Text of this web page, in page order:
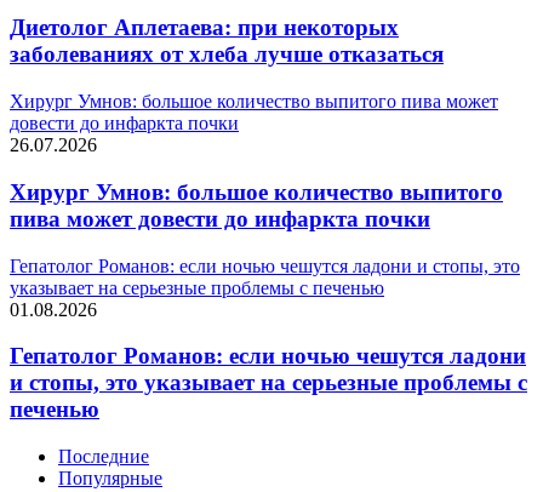
Диетолог Аплетаева: при некоторых
заболеваниях от хлеба лучше отказаться
Хирург Умнов: большое количество выпитого пива может
довести до инфаркта почки
26.07.2026
Хирург Умнов: большое количество выпитого
пива может довести до инфаркта почки
Гепатолог Романов: если ночью чешутся ладони и стопы, это
указывает на серьезные проблемы с печенью
01.08.2026
Гепатолог Романов: если ночью чешутся ладони
и стопы, это указывает на серьезные проблемы с
печенью
Последние
Популярные